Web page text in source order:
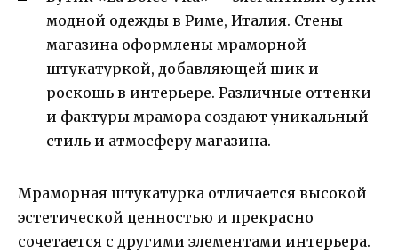
модной одежды в Риме, Италия. Стены
магазина оформлены мраморной
штукатуркой, добавляющей шик и
роскошь в интерьере. Различные оттенки
и фактуры мрамора создают уникальный
стиль и атмосферу магазина.
Мраморная штукатурка отличается высокой
эстетической ценностью и прекрасно
сочетается с другими элементами интерьера.